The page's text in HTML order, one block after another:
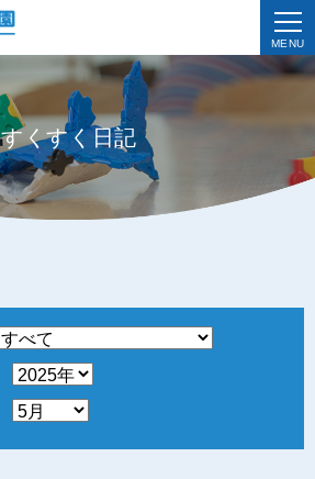
MENU
すくすく日記